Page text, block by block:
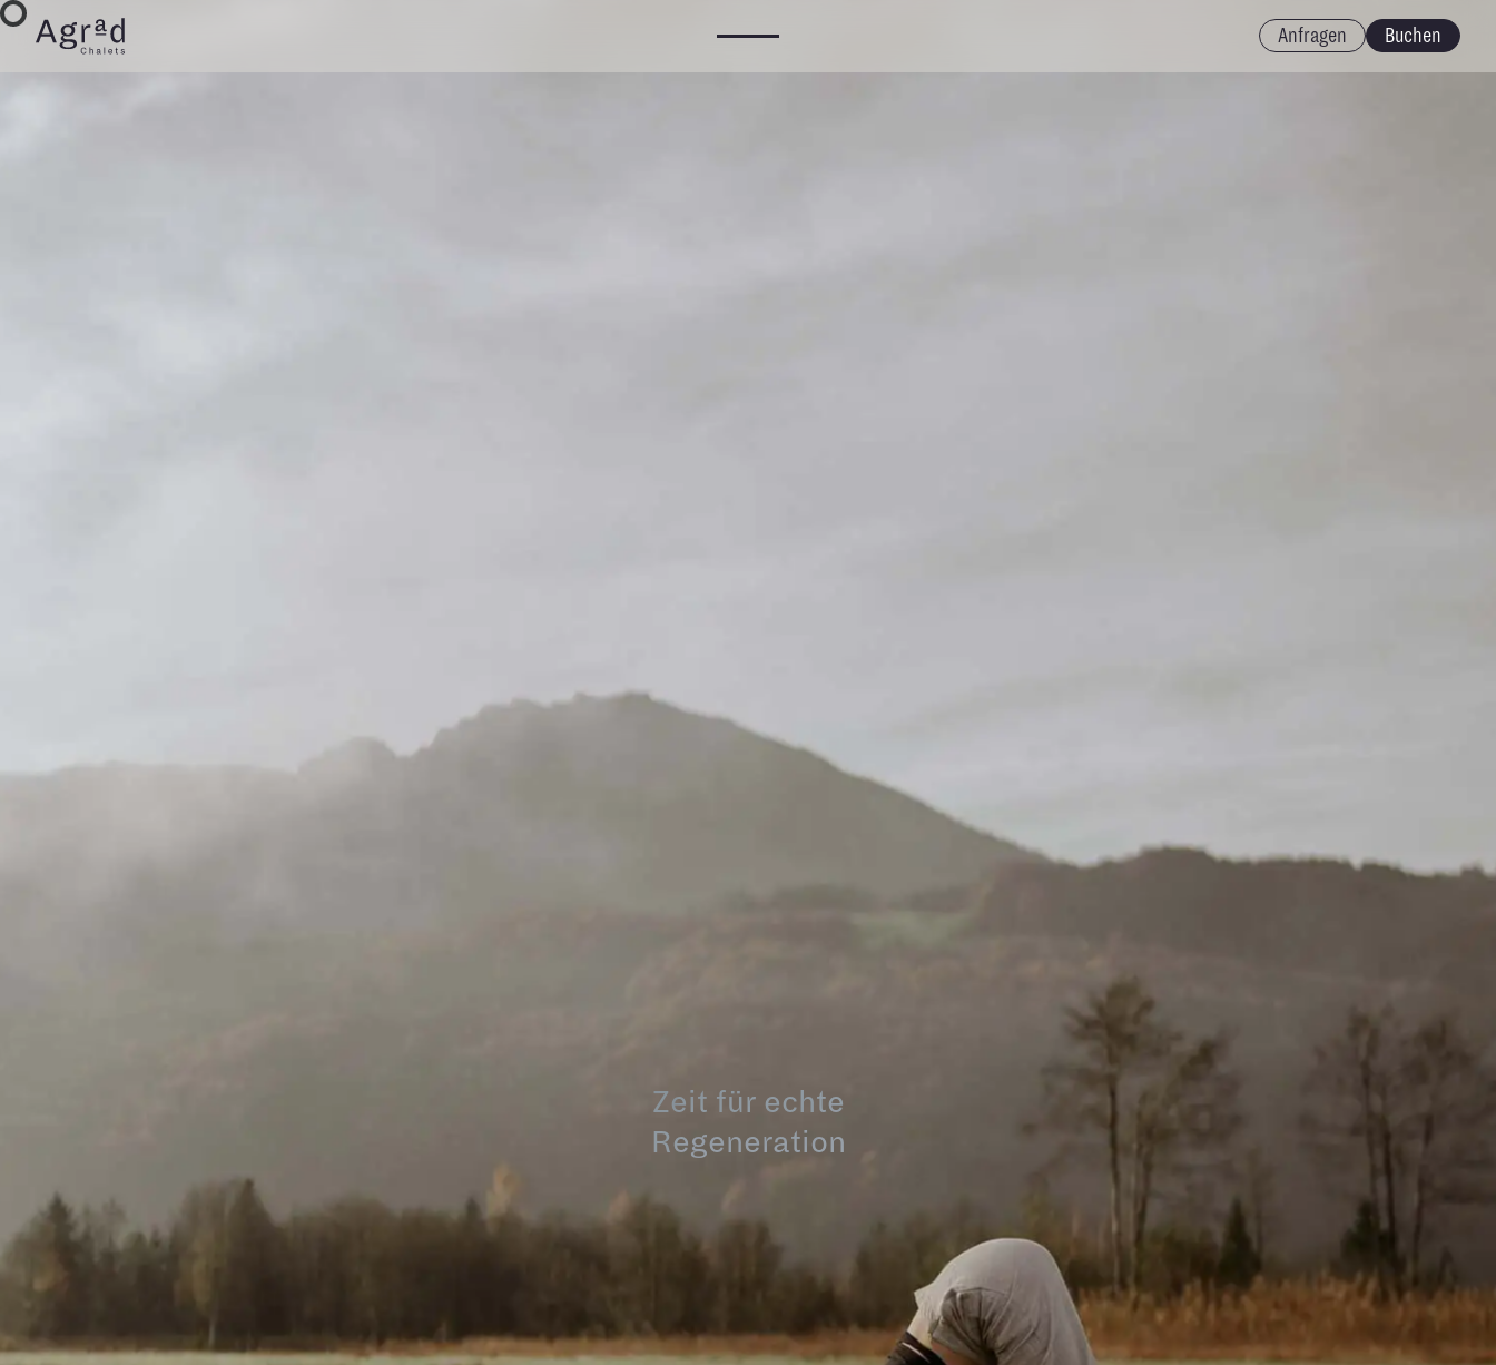
Anfragen Buchen
Zeit für echte
Regeneration